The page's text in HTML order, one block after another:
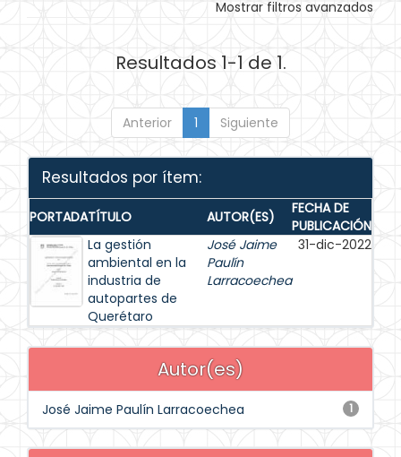
Mostrar filtros avanzados
Resultados 1-1 de 1.
Anterior 1 Siguiente
Resultados por ítem:
PORTADATÍTULO AUTOR(ES)
FECHA DE
PUBLICACIÓN
La gestión
ambiental en la
industria de
autopartes de
Querétaro
José Jaime
Paulín
Larracoechea
31-dic-2022
Autor(es)
1
José Jaime Paulín Larracoechea